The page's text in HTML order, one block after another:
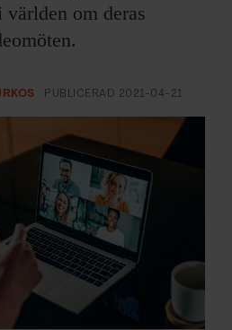
F&F
om deras
PUBLICERAD 2021-04-21